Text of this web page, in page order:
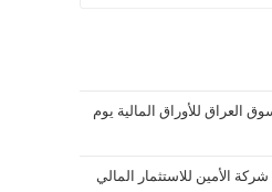
العراق للأوراق المالية يوم
الأمين للاستثمار المالي